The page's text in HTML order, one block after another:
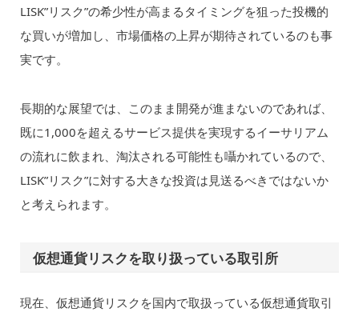
LISK”リスク”の希少性が高まるタイミングを狙った投機的
な買いが増加し、市場価格の上昇が期待されているのも事
実です。
長期的な展望では、このまま開発が進まないのであれば、
既に1,000を超えるサービス提供を実現するイーサリアム
の流れに飲まれ、淘汰される可能性も囁かれているので、
LISK”リスク”に対する大きな投資は見送るべきではないか
と考えられます。
仮想通貨リスクを取り扱っている取引所
現在、仮想通貨リスクを国内で取扱っている仮想通貨取引